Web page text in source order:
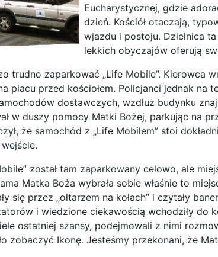
Eucharystycznej, gdzie
dzień. Kościół otaczają,
wjazdu i postoju. Dzielnica
lekkich obyczajów oferują
trudno zaparkować „Life Mobile”. Kierowca
placu przed kościołem. Policjanci jednak na
dostawczych, wzdłuż budynku
w duszy pomocy Matki Bożej, parkując na
że samochód z „Life Mobilem” stoi
został tam zaparkowany celowo, ale
Matka Boża wybrała sobie właśnie to
się przez „ołtarzem na kołach” i czytały
i wiedzione ciekawością wchodziły do
ostatniej szansy, podejmowali z nimi
zobaczyć Ikonę. Jesteśmy przekonani, że